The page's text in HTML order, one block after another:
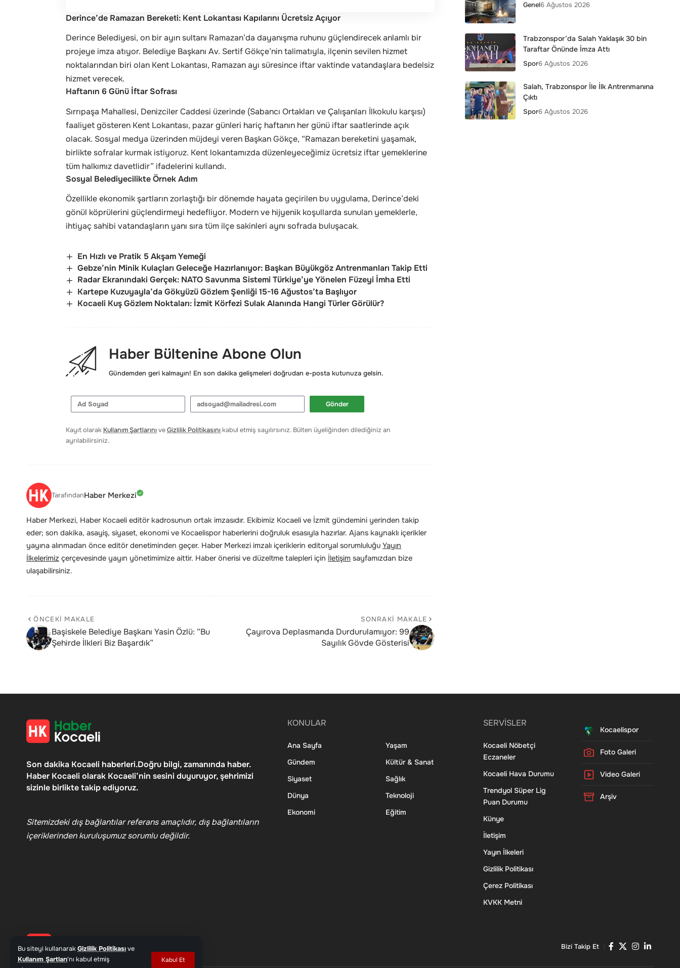
Bu siteyi kullanarakGizlilik Politikasıve
Kullanım Şartları'nı kabul etmiş
Kabul Et
Derince’de Ramazan Bereketi: Kent Lokantası Kapılarını Ücretsiz Açıyor
Derince Belediyesi, on bir ayın sultanı Ramazan’da dayanışma ruhunu güçlendirecek anlamlı bir
projeye imza atıyor. Belediye Başkanı Av. Sertif Gökçe’nin talimatıyla, ilçenin sevilen hizmet
noktalarından biri olan Kent Lokantası, Ramazan ayı süresince iftar vaktinde vatandaşlara bedelsiz
hizmet verecek.
Haftanın 6 Günü İftar Sofrası
Sırrıpaşa Mahallesi, Denizciler Caddesi üzerinde (Sabancı Ortakları ve Çalışanları İlkokulu karşısı)
faaliyet gösteren Kent Lokantası, pazar günleri hariç haftanın her günü iftar saatlerinde açık
olacak. Sosyal medya üzerinden müjdeyi veren Başkan Gökçe, “Ramazan bereketini yaşamak,
birlikte sofralar kurmak istiyoruz. Kent lokantamızda düzenleyeceğimiz ücretsiz iftar yemeklerine
tüm halkımız davetlidir” ifadelerini kullandı.
Sosyal Belediyecilikte Örnek Adım
Özellikle ekonomik şartların zorlaştığı bir dönemde hayata geçirilen bu uygulama, Derince’deki
gönül köprülerini güçlendirmeyi hedefliyor. Modern ve hijyenik koşullarda sunulan yemeklerle,
ihtiyaç sahibi vatandaşların yanı sıra tüm ilçe sakinleri aynı sofrada buluşacak.
En Hızlı ve Pratik 5 Akşam Yemeği
Gebze’nin Minik Kulaçları Geleceğe Hazırlanıyor: Başkan Büyükgöz Antrenmanları Takip Etti
Radar Ekranındaki Gerçek: NATO Savunma Sistemi Türkiye’ye Yönelen Füzeyi İmha Etti
Kartepe Kuzuyayla’da Gökyüzü Gözlem Şenliği 15-16 Ağustos’ta Başlıyor
Kocaeli Kuş Gözlem Noktaları: İzmit Körfezi Sulak Alanında Hangi Türler Görülür?
Haber Bültenine Abone Olun
Gündemden geri kalmayın! En son dakika gelişmeleri doğrudan e-posta kutunuza gelsin.
Gönder
Kayıt olarak Kullanım ŞartlarınıveGizlilik Politikasını kabul etmiş sayılırsınız. Bülten üyeliğinden dilediğiniz an
ayrılabilirsiniz.
TarafındanHaber Merkezi
Haber Merkezi, Haber Kocaeli editör kadrosunun ortak imzasıdır. Ekibimiz Kocaeli ve İzmit gündemini yerinden takip
eder; son dakika, asayiş, siyaset, ekonomi ve Kocaelispor haberlerini doğruluk esasıyla hazırlar. Ajans kaynaklı içerikler
yayına alınmadan önce editör denetiminden geçer. Haber Merkezi imzalı içeriklerin editoryal sorumluluğu Yayın
İlkelerimiz çerçevesinde yayın yönetimimize aittir. Haber önerisi ve düzeltme talepleri için İletişim sayfamızdan bize
ulaşabilirsiniz.
ÖNCEKI MAKALE
Başiskele Belediye Başkanı Yasin Özlü: “Bu
Şehirde İlkleri Biz Başardık”
SONRAKI MAKALE
Çayırova Deplasmanda Durdurulamıyor: 99
Sayılık Gövde Gösterisi
Genel6 Ağustos 2026
Trabzonspor’da Salah Yaklaşık 30 bin
Taraftar Önünde İmza Attı
Spor6 Ağustos 2026
Salah, Trabzonspor İle İlk Antrenmanına
Çıktı
Spor6 Ağustos 2026
Son dakika Kocaeli haberleri.Doğru bilgi, zamanında haber.
Haber Kocaeli olarak Kocaeli’nin sesini duyuruyor, şehrimizi
sizinle birlikte takip ediyoruz.
Sitemizdeki dış bağlantılar referans amaçlıdır, dış bağlantıların
içeriklerinden kuruluşumuz sorumlu değildir.
KONULAR
Ana Sayfa
Gündem
Siyaset
Dünya
Ekonomi
Yaşam
Kültür & Sanat
Sağlık
Teknoloji
Eğitim
SERVİSLER
Kocaeli Nöbetçi
Eczaneler
Kocaeli Hava Durumu
Trendyol Süper Lig
Puan Durumu
Künye
İletişim
Yayın İlkeleri
Gizlilik Politikası
Çerez Politikası
KVKK Metni
Kocaelispor
Foto Galeri
Video Galeri
Arşiv
Bizi Takip Et